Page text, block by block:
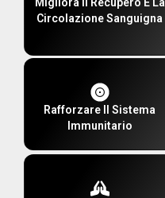
Circolazione Sanguigna
Rafforzare Il Sistema
Immunitario